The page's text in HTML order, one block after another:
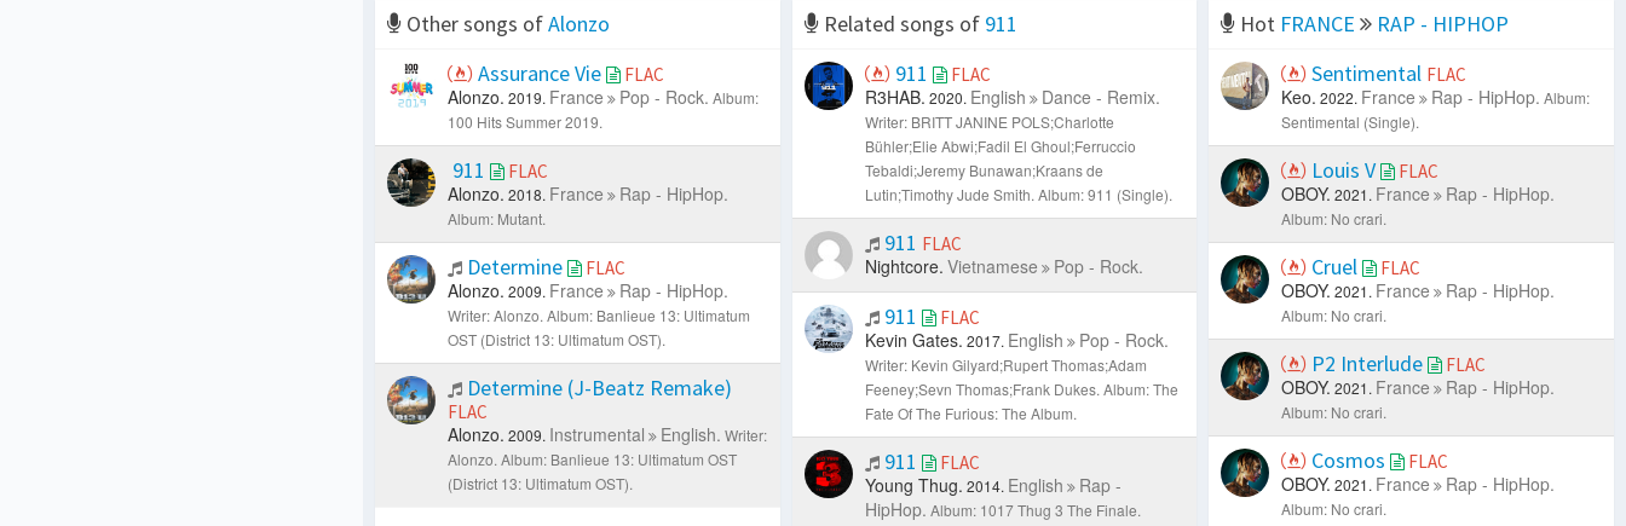
Other songs ofAlonzo
Assurance Vie
FLAC
Alonzo. 2019. France Pop - Rock. Album:
100 Hits Summer 2019.
911 FLAC
Alonzo. 2018. France Rap - HipHop.
Album: Mutant.
Determine FLAC
Alonzo. 2009. France Rap - HipHop.
Writer: Alonzo. Album: Banlieue 13: Ultimatum
OST (District 13: Ultimatum OST).
Determine (J-Beatz Remake)
FLAC
Alonzo. 2009. Instrumental English. Writer:
Alonzo. Album: Banlieue 13: Ultimatum OST
(District 13: Ultimatum OST).
Related songs of 911
911
FLAC
R3HAB. 2020. English Dance - Remix.
Writer: BRITT JANINE POLS;Charlotte
Bühler;Elie Abwi;Fadil El Ghoul;Ferruccio
Tebaldi;Jeremy Bunawan;Kraans de
Lutin;Timothy Jude Smith. Album: 911 (Single).
911 FLAC
Nightcore. Vietnamese Pop - Rock.
911 FLAC
Kevin Gates. 2017. English Pop - Rock.
Writer: Kevin Gilyard;Rupert Thomas;Adam
Feeney;Sevn Thomas;Frank Dukes. Album: The
Fate Of The Furious: The Album.
911 FLAC
Young Thug. 2014. English
Rap -
HipHop. Album: 1017 Thug 3 The Finale.
Hot FRANCE
RAP - HIPHOP
Sentimental FLAC
Keo. 2022. France Rap - HipHop. Album:
Sentimental (Single).
Louis V FLAC
OBOY. 2021. France Rap - HipHop.
Album: No crari.
Cruel FLAC
OBOY. 2021. France Rap - HipHop.
Album: No crari.
P2 Interlude FLAC
OBOY. 2021. France Rap - HipHop.
Album: No crari.
Cosmos FLAC
OBOY. 2021. France Rap - HipHop.
Album: No crari.